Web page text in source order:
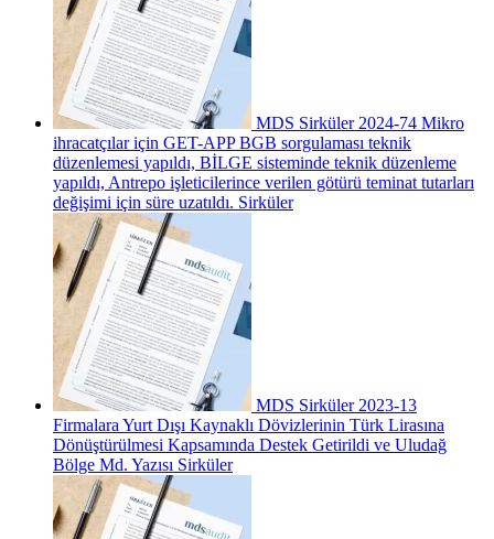
MDS Sirküler 2024-74 Mikro
ihracatçılar için GET-APP BGB sorgulaması teknik
düzenlemesi yapıldı, BİLGE sisteminde teknik düzenleme
yapıldı, Antrepo işleticilerince verilen götürü teminat tutarları
değişimi için süre uzatıldı. Sirküler
MDS Sirküler 2023-13
Firmalara Yurt Dışı Kaynaklı Dövizlerinin Türk Lirasına
Dönüştürülmesi Kapsamında Destek Getirildi ve Uludağ
Bölge Md. Yazısı Sirküler